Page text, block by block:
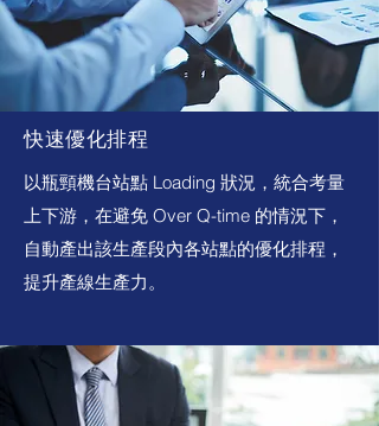
快速優化排程
以瓶頸機台站點 Loading 狀況，統合考量
上下游，在避免 Over Q-time 的情況下，
自動產出該生產段內各站點的優化排程，
提升產線生產力。